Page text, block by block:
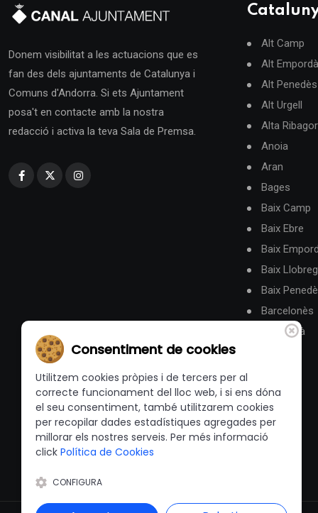
Donem visibilitat a les actuacions que es
fan des dels ajuntaments de Catalunya i
Comuns d'Andorra. Si ets Ajuntament
posa't en contacte amb la nostra
redacció i activa la teva Sala de Premsa.
Alt Camp
Alt Empordà
Alt Penedès
Alt Urgell
Alta
Anoia
Aran
Bages
Baix Camp
Baix Ebre
Baix
Baix
Baix
Barcelonès
Berguedà
Consentiment de cookies
Utilitzem cookies pròpies i de tercers per al
correcte funcionament del lloc web, i si ens dóna
el seu consentiment, també utilitzarem cookies
per recopilar dades estadístiques agregades per
millorar els nostres serveis. Per més informació
click Política de Cookies
CONFIGURA